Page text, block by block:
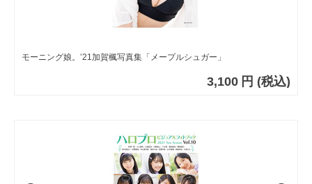
モーニング娘。’21加賀楓写真集「メープルシュガー」
3,100 円 (税込)